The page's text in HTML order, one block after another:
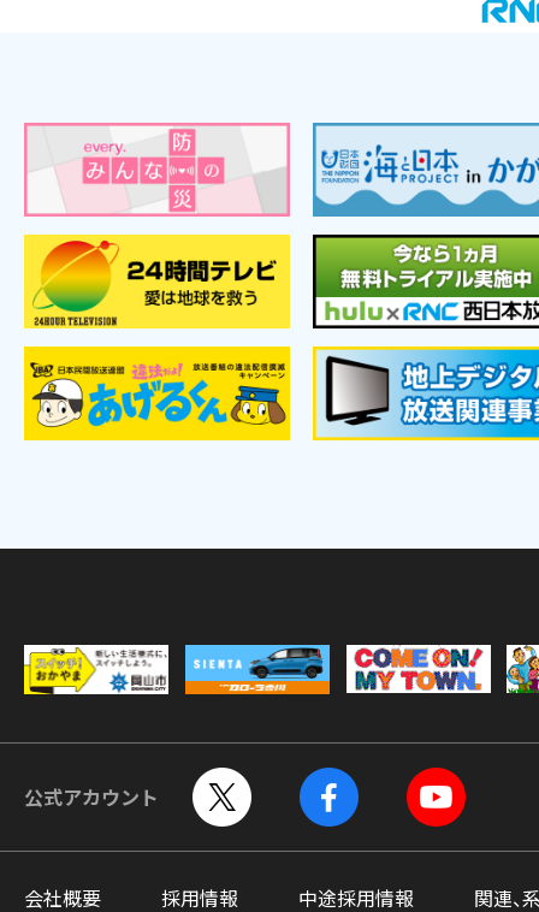
公式アカウント
会社概要 採用情報 中途採用情報 関連、